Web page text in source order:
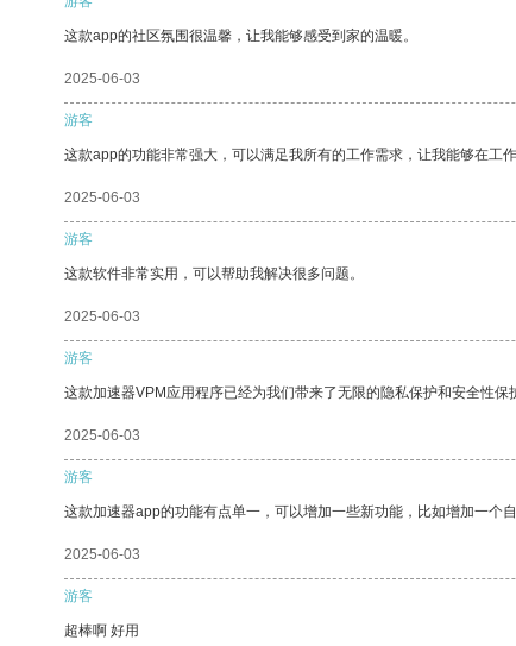
这款app的社区氛围很温馨，让我能够感受到家的温暖。
2025-06-03
游客
这款app的功能非常强大，可以满足我所有的工作需求，让我能够在工作
2025-06-03
游客
这款软件非常实用，可以帮助我解决很多问题。
2025-06-03
游客
这款加速器VPM应用程序已经为我们带来了无限的隐私保护和安全性保
2025-06-03
游客
这款加速器app的功能有点单一，可以增加一些新功能，比如增加一个自
2025-06-03
游客
超棒啊 好用